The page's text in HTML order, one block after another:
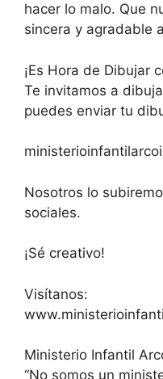
hacer lo malo. Que
sincera y agradable
¡Es Hora de Dibujar
Te invitamos a
puedes enviar tu
Nosotros lo
sociales.
¡Sé creativo!
Visítanos:
Ministerio Infantil
“No somos un